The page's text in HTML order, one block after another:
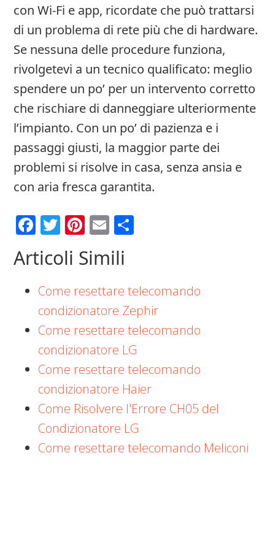
con Wi‑Fi e app, ricordate che può trattarsi
di un problema di rete più che di hardware.
Se nessuna delle procedure funziona,
rivolgetevi a un tecnico qualificato: meglio
spendere un po’ per un intervento corretto
che rischiare di danneggiare ulteriormente
l’impianto. Con un po’ di pazienza e i
passaggi giusti, la maggior parte dei
problemi si risolve in casa, senza ansia e
con aria fresca garantita.
Facebook
Twitter
Pinterest
Email
Articoli Simili
Come resettare telecomando
condizionatore Zephir​
Come resettare telecomando
condizionatore LG​
Come resettare telecomando
condizionatore Haier​
Come Risolvere l'Errore CH05 del
Condizionatore LG
Come resettare telecomando Meliconi​